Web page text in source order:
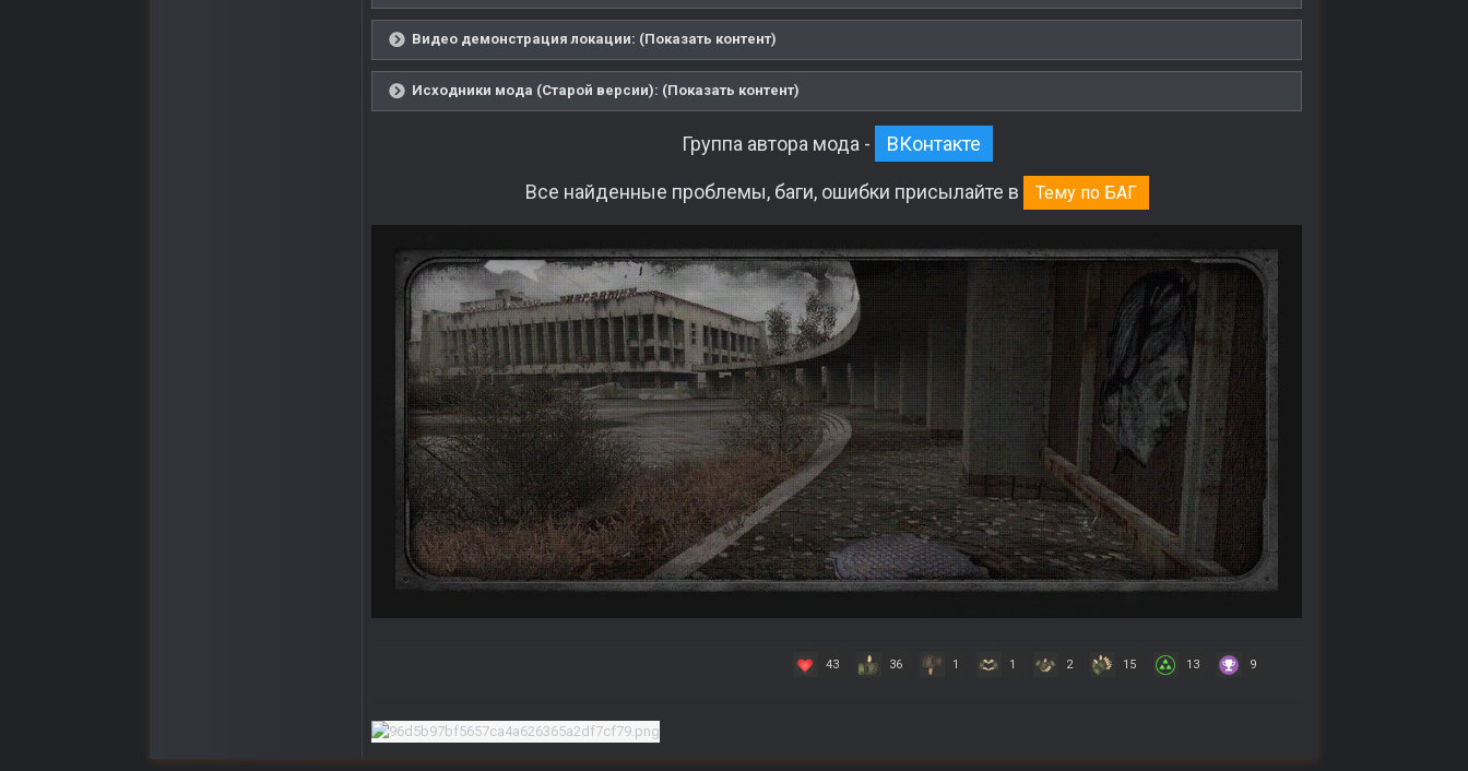
Видео демонстрация локации: (Показать контент)
Исходники мода (Старой версии): (Показать контент)
Группа автора мода - ВКонтакте
Все найденные проблемы, баги, ошибки присылайте в Тему по БАГ
43 36 1 1 2 15 13 9